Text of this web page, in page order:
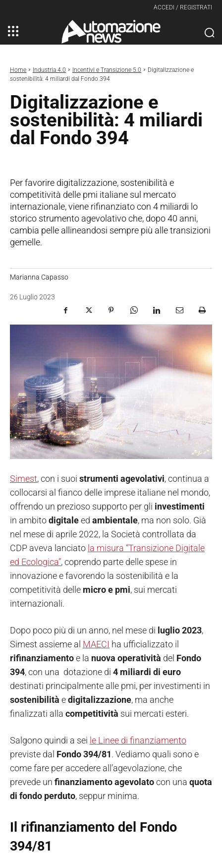
ACCEDI / REGISTRATI
Home Industria 4.0 Incentivi e Transizione 5.0
Digitalizzazione e
sostenibilità: 4 miliardi dal Fondo 394
Digitalizzazione e
sostenibilità: 4 miliardi
dal Fondo 394
Per favorire digitalizzazione, sostenibilità e
competitività delle pmi italiane sul mercato
internazionale, viene rifinanziato con 4 miliardi lo
storico strumento agevolativo che, dopo 40 anni,
cambia pelle allineandosi sempre più alle transizioni
gemelle.
Marianna Capasso
26 Luglio 2023
Simest, con i suoi strumenti agevolativi, continua a
collocarsi al fianco delle imprese italiane nel mondo,
offrendo un prezioso supporto per gli investimenti
in ambitodigitaleed ambientale, ma non solo. Già
nel mese di aprile 2022, la Società controllata da
CDP aveva lanciato la misura “Transizione Digitale
ed Ecologica”, coprendo parte delle spese in
innovazione e favorendo la sostenibilità e la
competitività delle micro e pmi, sui mercati
internazionali.
Dopo poco più di un anno, nel mese di luglio 2023,
Simest assieme al MAECI ha ufficializzato il
rifinanziamentoe la nuova operatività del Fondo
394, con una dotazione di 4 miliardi di euro
destinati principalmente alle pmi, per investimenti in
sostenibilità edigitalizzazione, ma anche
finalizzati alla competitività sui mercati esteri.
Salgono quindi a sei le Linee di finanziamento
previste dal Fondo 394/81. Vediamo quali sono e
come fare per accedere all’agevolazione, che
prevede un finanziamento agevolatocon una quota
di fondo perduto, seppur minima.
Il rifinanziamento del Fondo
394/81